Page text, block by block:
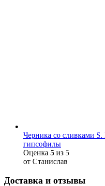
Черника со сливками
гипсофилы
Оценка 5 из 5
от Станислав
Доставка и отзывы